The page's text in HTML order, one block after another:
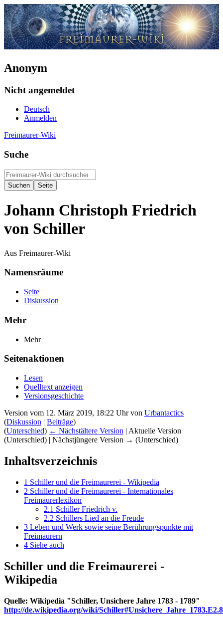
Anonym
Nicht angemeldet
Deutsch
Anmelden
Freimaurer-Wiki
Suche
Johann Christoph Friedrich
von Schiller
Aus Freimaurer-Wiki
Namensräume
Seite
Diskussion
Mehr
Mehr
Seitenaktionen
Lesen
Quelltext anzeigen
Versionsgeschichte
Version vom 12. März 2019, 18:22 Uhr von Urbantactics
(Diskussion | Beiträge)
(Unterschied) ← Nächstältere Version | Aktuelle Version
(Unterschied) | Nächstjüngere Version → (Unterschied)
Inhaltsverzeichnis
1 Schiller und die Freimaurerei - Wikipedia
2 Schiller und die Freimaurerei - Internationales
Freimaurerlexikon
2.1 Schiller Friedrich v.
2.2 Schillers Lied an die Freude
3 Leben und Werk sowie seine Berührungspunkte mit
Freimaurern
4 Siehe auch
Schiller und die Freimaurerei -
Wikipedia
Quelle: Wikipedia "Schiller, Unsichere Jahre 1783 - 1789"
http://de.wikipedia.org/wiki/